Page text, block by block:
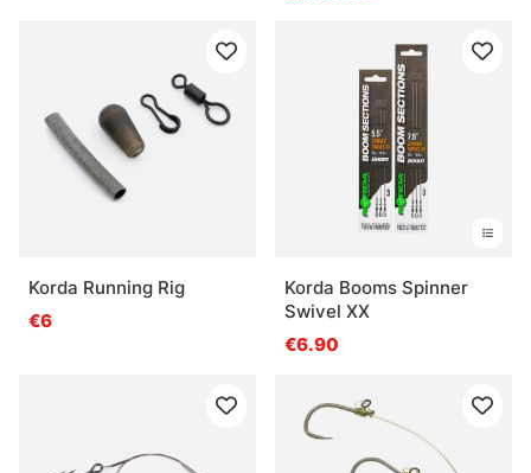
Korda Running Rig
€6
Korda Booms Spinner
Swivel XX
€6.90